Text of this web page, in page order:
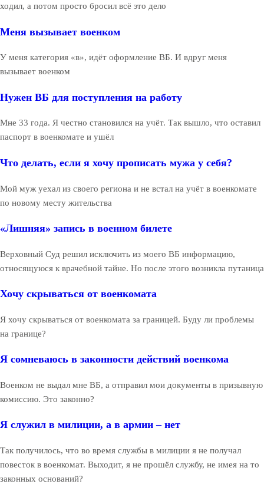
ходил, а потом просто бросил всё это дело
Меня вызывает военком
У меня категория «в», идёт оформление ВБ. И вдруг меня
вызывает военком
Нужен ВБ для поступления на работу
Мне 33 года. Я честно становился на учёт. Так вышло, что оставил
паспорт в военкомате и ушёл
Что делать, если я хочу прописать мужа у себя?
Мой муж уехал из своего региона и не встал на учёт в военкомате
по новому месту жительства
«Лишняя» запись в военном билете
Верховный Суд решил исключить из моего ВБ информацию,
относящуюся к врачебной тайне. Но после этого возникла путаница
Хочу скрываться от военкомата
Я хочу скрываться от военкомата за границей. Буду ли проблемы
на границе?
Я сомневаюсь в законности действий военкома
Военком не выдал мне ВБ, а отправил мои документы в призывную
комиссию. Это законно?
Я служил в милиции, а в армии – нет
Так получилось, что во время службы в милиции я не получал
повесток в военкомат. Выходит, я не прошёл службу, не имея на то
законных оснований?